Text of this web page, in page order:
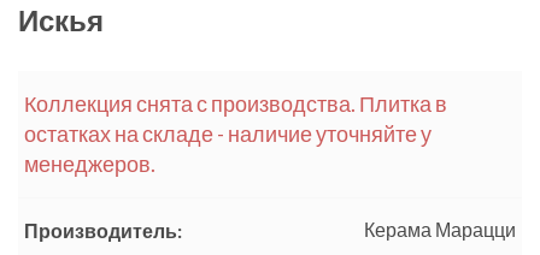
Искья
Коллекция снята с производства. Плитка в
остатках на складе - наличие уточняйте у
менеджеров.
Производитель: Керама Марацци